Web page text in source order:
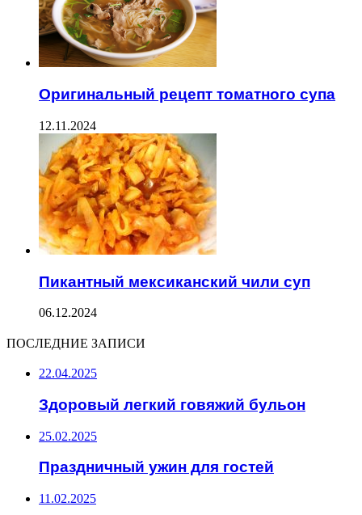
Оригинальный рецепт томатного супа
12.11.2024
Пикантный мексиканский чили суп
06.12.2024
ПОСЛЕДНИЕ ЗАПИСИ
22.04.2025
Здоровый легкий говяжий бульон
25.02.2025
Праздничный ужин для гостей
11.02.2025